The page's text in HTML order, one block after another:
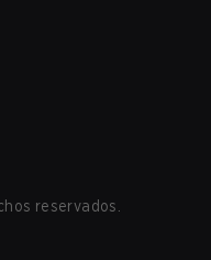
reservados.